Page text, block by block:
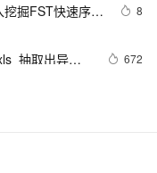
挖掘FST快速序列
8
抽取出异常
672
Runnable实